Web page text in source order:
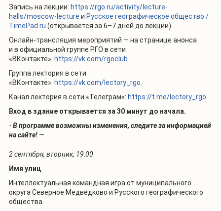
Запись на лекции: https://rgo.ru/activity/lecture-
halls/moscow-lecture и Русское географическое общество /
TimePad.ru (открывается за 6–7 дней до лекции).
Онлайн-трансляция мероприятий — на странице анонса
и в официальной группе РГО в сети
«ВКонтакте»: https://vk.com/rgoclub
Группа лектория в сети
«ВКонтакте»: https://vk.com/lectory_rgo
Канал лектория в сети «Телеграм»: https://t.me/lectory_rgo
Вход в здание открывается за 30 минут до начала.
- В программе возможны изменения, следите за информацией
на сайте! —
2 сентября, вторник, 19:00
Имя улиц
Интеллектуальная командная игра от муниципального
округа Северное Медведково и Русского географического
общества.